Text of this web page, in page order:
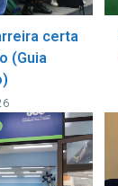
certa
(Guia